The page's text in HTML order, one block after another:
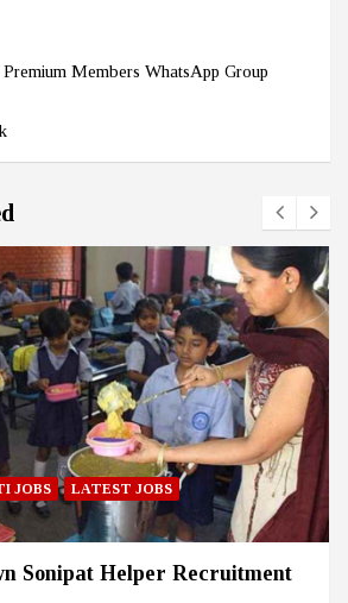
Members WhatsApp Group
JOBS
LATEST JOBS
Sonipat Helper Recruitment